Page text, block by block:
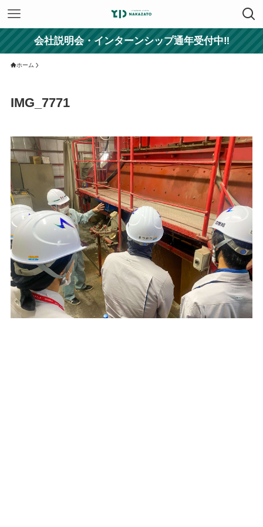
会社説明会・インターンシップ通年受付中‼
ホーム
IMG_7771